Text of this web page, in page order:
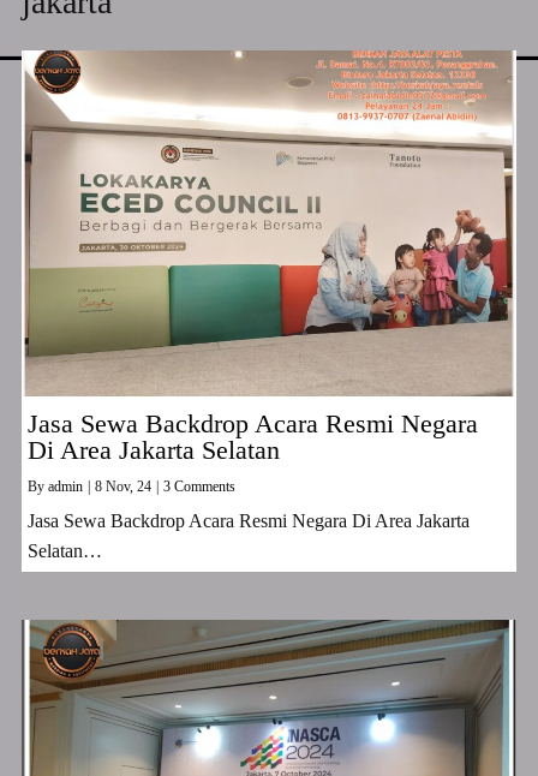
Jasa Sewa Backdrop Acara Resmi Negara
Di Area Jakarta Selatan
By admin 8 Nov, 24 3 Comments
Jasa Sewa Backdrop Acara Resmi Negara Di Area Jakarta
Selatan…